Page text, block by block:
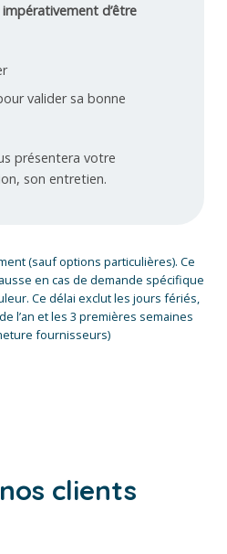
d’être
valider sa bonne
présentera votre
son entretien.
(sauf options particulières). Ce
en cas de demande spécifique
Ce délai exclut les jours fériés,
l’an et les 3 premières semaines
fournisseurs)
clients